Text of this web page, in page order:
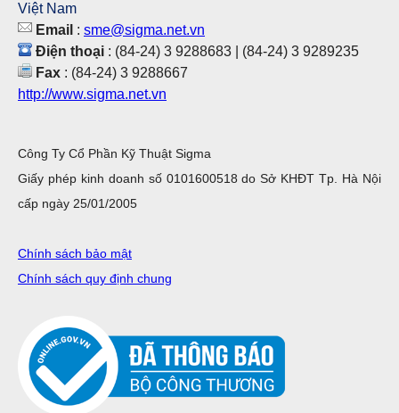
Việt Nam
Email : sme@sigma.net.vn
Điện thoại : (84-24) 3 9288683 | (84-24) 3 9289235
Fax : (84-24) 3 9288667
http://www.sigma.net.vn
Công Ty Cổ Phần Kỹ Thuật Sigma
Giấy phép kinh doanh số 0101600518 do Sở KHĐT Tp. Hà Nội
cấp ngày 25/01/2005
Chính sách bảo mật
Chính sách quy định chung